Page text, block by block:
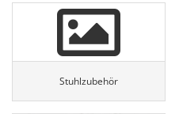
Stuhlzubehör